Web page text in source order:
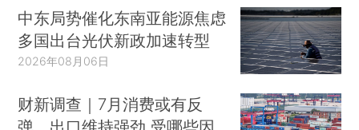
其一，过去30年的巨大产能注入将在21世纪结
束。我们没有第二个中国可以为全球经济注入产
能，与此同时主要新兴经济体如今已经形成庞大的
中产阶层，他们一方面有大量需求，另一方面不太
愿意再去工厂从事低工资的工作。相应地，曾经看
中东局势催化东南亚能源焦虑
多国出台光伏新政加速转型
2026年08月06日
财新调查｜7月消费或有反